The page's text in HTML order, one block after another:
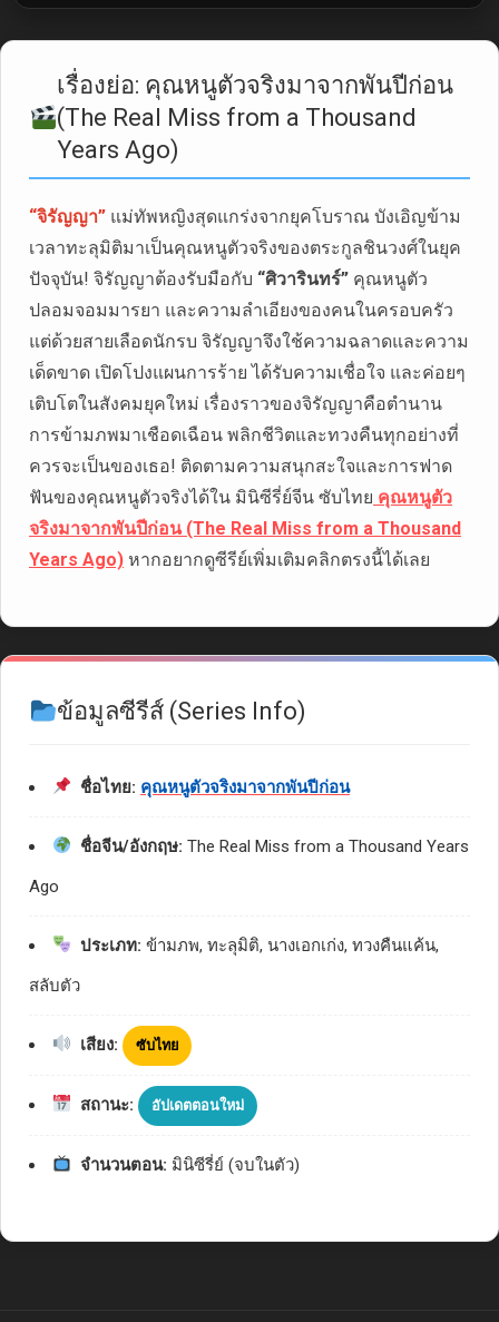
เรื่องย่อ: คุณหนูตัวจริงมาจากพันปีก่อน
(The Real Miss from a Thousand
Years Ago)
“จิรัญญา” แม่ทัพหญิงสุดแกร่งจากยุคโบราณ บังเอิญข้าม
เวลาทะลุมิติมาเป็นคุณหนูตัวจริงของตระกูลชินวงศ์ในยุค
ปัจจุบัน! จิรัญญาต้องรับมือกับ “ศิวารินทร์” คุณหนูตัว
ปลอมจอมมารยา และความลำเอียงของคนในครอบครัว
แต่ด้วยสายเลือดนักรบ จิรัญญาจึงใช้ความฉลาดและความ
เด็ดขาด เปิดโปงแผนการร้าย ได้รับความเชื่อใจ และค่อยๆ
เติบโตในสังคมยุคใหม่ เรื่องราวของจิรัญญาคือตำนาน
การข้ามภพมาเชือดเฉือน พลิกชีวิตและทวงคืนทุกอย่างที่
ควรจะเป็นของเธอ! ติดตามความสนุกสะใจและการฟาด
ฟันของคุณหนูตัวจริงได้ใน มินิซีรี่ย์จีน ซับไทย คุณหนูตัว
จริงมาจากพันปีก่อน (The Real Miss from a Thousand
Years Ago) หากอยากดูซีรีย์เพิ่มเติมคลิกตรงนี้ได้เลย
ข้อมูลซีรีส์ (Series Info)
ชื่อไทย: คุณหนูตัวจริงมาจากพันปีก่อน
ชื่อจีน/อังกฤษ: The Real Miss from a Thousand Years
Ago
ประเภท: ข้ามภพ, ทะลุมิติ, นางเอกเก่ง, ทวงคืนแค้น,
สลับตัว
เสียง: ซับไทย
สถานะ: อัปเดตตอนใหม่
จำนวนตอน: มินิซีรี่ย์ (จบในตัว)